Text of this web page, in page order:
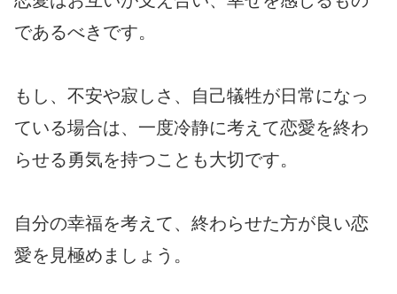
であるべきです。
もし、不安や寂しさ、自己犠牲が日常になっ
ている場合は、一度冷静に考えて恋愛を終わ
らせる勇気を持つことも大切です。
自分の幸福を考えて、終わらせた方が良い恋
愛を見極めましょう。